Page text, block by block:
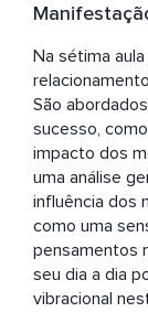
Na sétima
São
sucesso,
impacto dos
uma análise
influência dos
como uma
pensamentos
seu dia a dia
vibracional